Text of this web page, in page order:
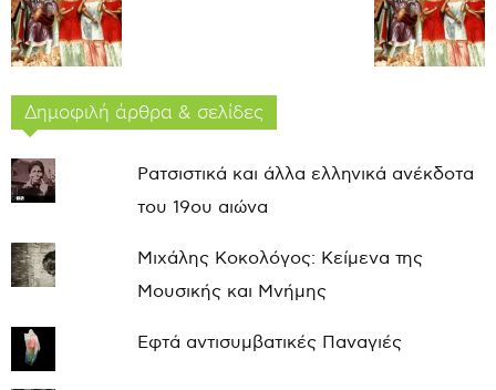
Δημοφιλή άρθρα & σελίδες
Ρατσιστικά και άλλα ελληνικά ανέκδοτα
του 19ου αιώνα
Μιχάλης Κοκολόγος: Κείμενα της
Μουσικής και Μνήμης
Εφτά αντισυμβατικές Παναγιές